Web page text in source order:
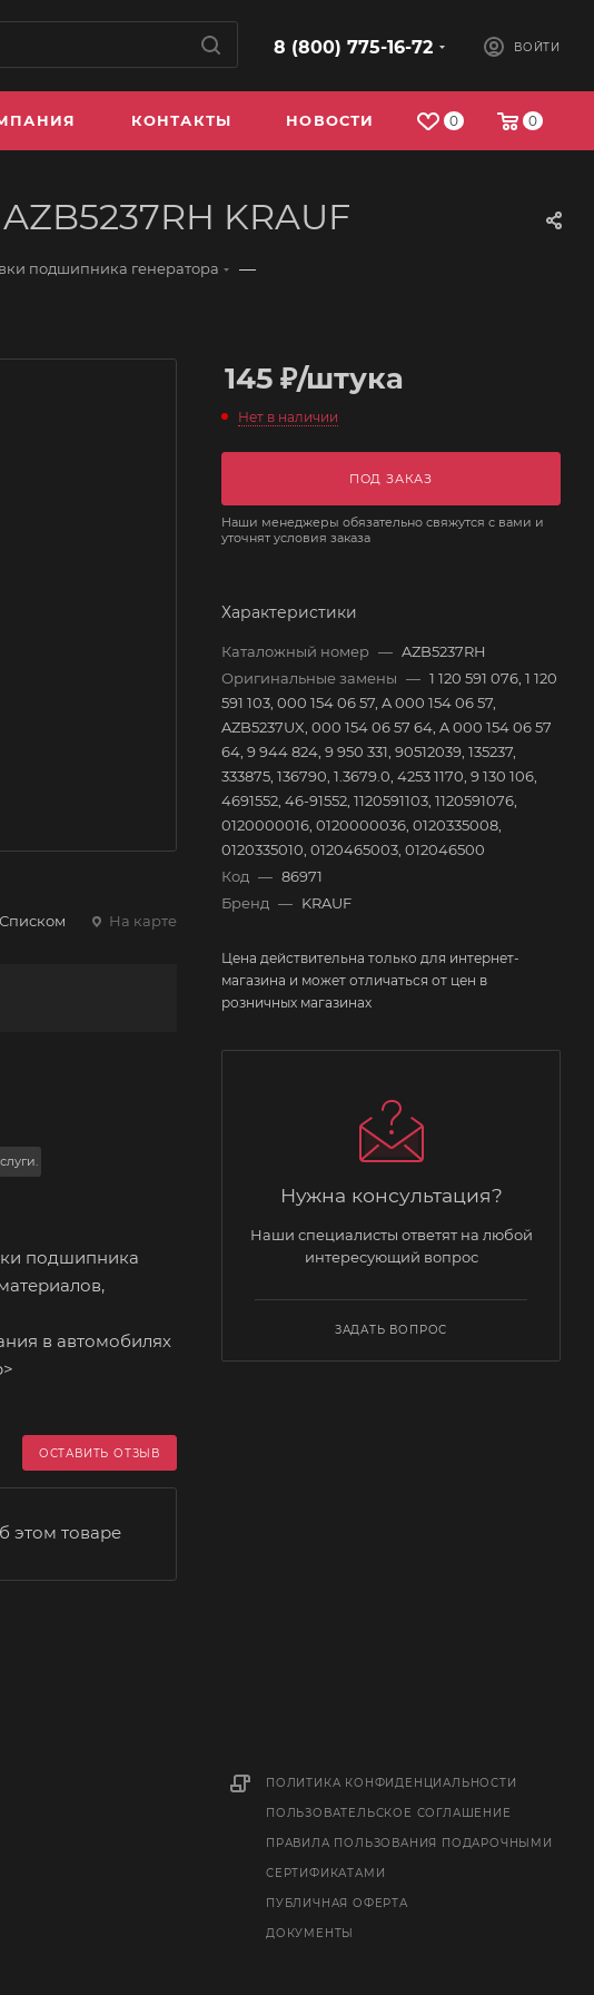
8 (800) 775-16-72 ВОЙТИ
0 0
КОНТАКТЫ НОВОСТИ
KRAUF
подшипника генератора —
Списком На карте
подшипника
в автомобилях
ОСТАВИТЬ ОТЗЫВ
этом товаре
145 ₽/штука
Нет в наличии
ПОД ЗАКАЗ
Наши менеджеры обязательно свяжутся с вами и
уточнят условия заказа
Характеристики
Каталожный номер — AZB5237RH
Оригинальные замены — 1 120 591 076, 1 120
591 103, 000 154 06 57, A 000 154 06 57,
AZB5237UX, 000 154 06 57 64, A 000 154 06 57
64, 9 944 824, 9 950 331, 90512039, 135237,
333875, 136790, 1.3679.0, 4253 1170, 9 130 106,
4691552, 46-91552, 1120591103, 1120591076,
0120000016, 0120000036, 0120335008,
0120335010, 0120465003, 012046500
Код — 86971
Бренд — KRAUF
Цена действительна только для интернет-
магазина и может отличаться от цен в
розничных магазинах
Нужна консультация?
Наши специалисты ответят на любой
интересующий вопрос
ЗАДАТЬ ВОПРОС
ПОЛИТИКА КОНФИДЕНЦИАЛЬНОСТИ
ПОЛЬЗОВАТЕЛЬСКОЕ СОГЛАШЕНИЕ
ПРАВИЛА ПОЛЬЗОВАНИЯ ПОДАРОЧНЫМИ
СЕРТИФИКАТАМИ
ПУБЛИЧНАЯ ОФЕРТА
ДОКУМЕНТЫ